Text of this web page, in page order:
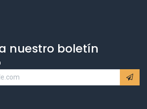
nuestro boletín